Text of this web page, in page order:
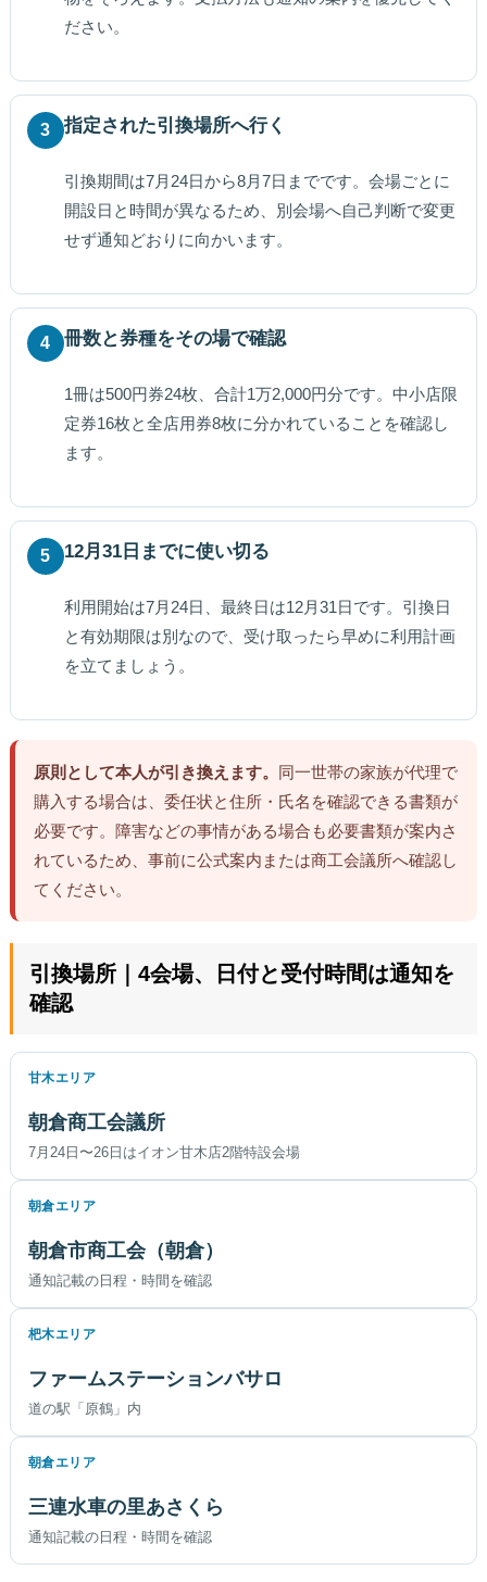
ださい。
3 指定された引換場所へ行く
引換期間は7月24日から8月7日までです。会場ごとに
開設日と時間が異なるため、別会場へ自己判断で変更
せず通知どおりに向かいます。
4 冊数と券種をその場で確認
1冊は500円券24枚、合計1万2,000円分です。中小店限
定券16枚と全店用券8枚に分かれていることを確認し
ます。
5 12月31日までに使い切る
利用開始は7月24日、最終日は12月31日です。引換日
と有効期限は別なので、受け取ったら早めに利用計画
を立てましょう。
原則として本人が引き換えます。 同一世帯の家族が代理で
購入する場合は、委任状と住所・氏名を確認できる書類が
必要です。障害などの事情がある場合も必要書類が案内さ
れているため、事前に公式案内または商工会議所へ確認し
てください。
引換場所｜4会場、日付と受付時間は通知を
確認
甘木エリア
朝倉商工会議所
7月24日〜26日はイオン甘木店2階特設会場
朝倉エリア
朝倉市商工会（朝倉）
通知記載の日程・時間を確認
杷木エリア
ファームステーションバサロ
道の駅「原鶴」内
朝倉エリア
三連水車の里あさくら
通知記載の日程・時間を確認